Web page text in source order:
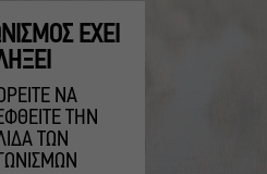
ΕΧΕΙ
ΝΑ
ΤΗΝ
ΤΩΝ